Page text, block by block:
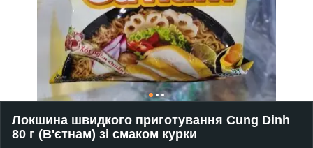
Локшина швидкого приготування Cung Dinh
80 г (В'єтнам) зі смаком курки